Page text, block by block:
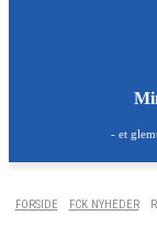
- et
FORSIDE FCK NYHEDER